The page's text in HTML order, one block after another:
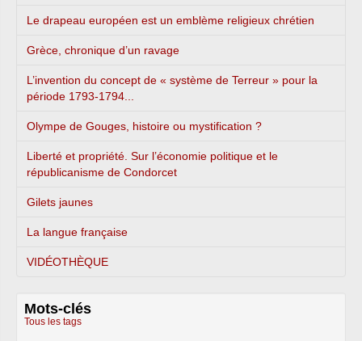
Le drapeau européen est un emblème religieux chrétien
Grèce, chronique d’un ravage
L’invention du concept de « système de Terreur » pour la
période 1793-1794...
Olympe de Gouges, histoire ou mystification ?
Liberté et propriété. Sur l’économie politique et le
républicanisme de Condorcet
Gilets jaunes
La langue française
VIDÉOTHÈQUE
Mots-clés
Tous les tags